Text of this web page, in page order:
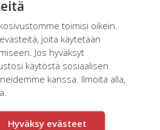
toimisi oikein.
joita käytetään
Jos hyväksyt
käytöstä sosiaalisen
kanssa. Ilmoita alla,
Hyväksy evästeet
pitävyys, kertoo
Vesa Tiitinen.
lisää